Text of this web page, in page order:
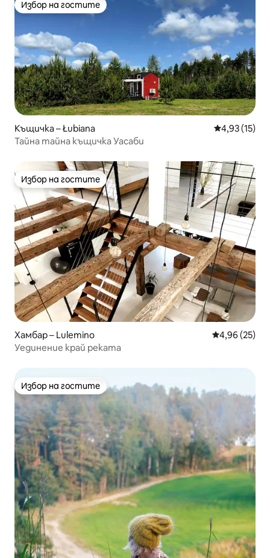
Избор на гостите
Избор на гостите
Къщичка – Łubiana Средна
4,93 (15)
Тайна тайна къщичка Уасаби
Избор на гостите
Избор на гостите
Хамбар – Lulemino Средна
4,96 (25)
Уединение край реката
Избор на гостите
Избор на гостите